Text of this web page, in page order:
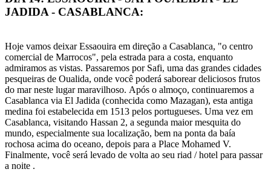
JADIDA - CASABLANCA:
Hoje vamos deixar Essaouira em direção a Casablanca, "o centro
comercial de Marrocos", pela estrada para a costa, enquanto
admiramos as vistas. Passaremos por Safi, uma das grandes cidades
pesqueiras de Oualida, onde você poderá saborear deliciosos frutos
do mar neste lugar maravilhoso. Após o almoço, continuaremos a
Casablanca via El Jadida (conhecida como Mazagan), esta antiga
medina foi estabelecida em 1513 pelos portugueses. Uma vez em
Casablanca, visitando Hassan 2, a segunda maior mesquita do
mundo, especialmente sua localização, bem na ponta da baía
rochosa acima do oceano, depois para a Place Mohamed V.
Finalmente, você será levado de volta ao seu riad / hotel para passar
a noite .